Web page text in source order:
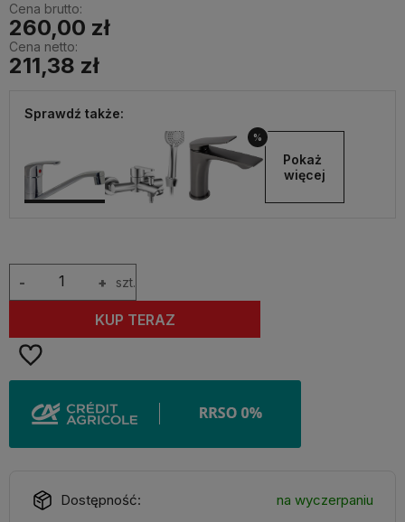
Cena brutto:
260,00 zł
Cena netto:
211,38 zł
Sprawdź także:
%
Pokaż
więcej
+
- szt.
KUP TERAZ
Dostępność: na wyczerpaniu